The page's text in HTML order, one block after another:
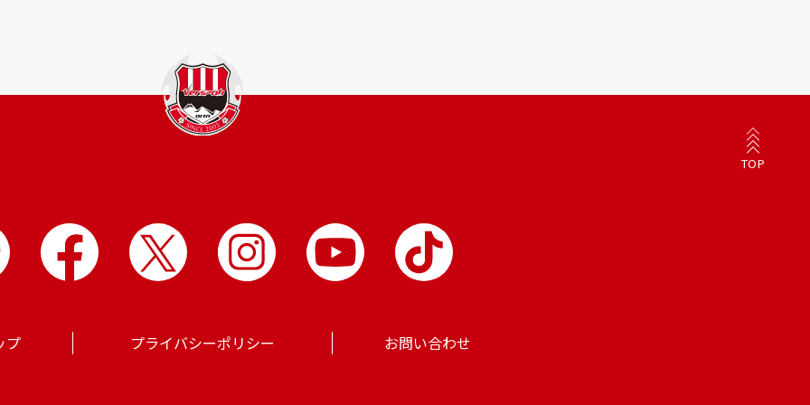
TOP
プ プライバシーポリシー お問い合わせ